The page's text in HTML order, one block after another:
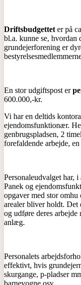
Driftsbudgettet er på
bl.a. kunne se, hvordan
grundejerforening er
En stor udgiftspost er
600.000,-kr.
Vi har en deltids
ejendomsfunktionær.
genbrugspladsen, 2
forefaldende arbejde,
Personaleudvalget har,
Panek og
opgaver med stor
arealer bliver holdt.
og udføre deres arbejde
anlæg.
Personalets
effektivt, hvis
skurgange, p-pladser
barnevogne osv.